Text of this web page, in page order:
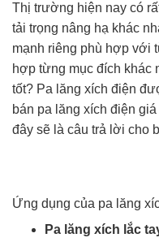
Thị trường hiện nay có
tải trọng nâng hạ khác
mạnh riêng phù hợp với
hợp từng mục đích khác
tốt? Pa lăng xích điện
bán pa lăng xích điện
đây sẽ là câu trả lời cho
Ứng dụng của pa lăng
Pa lăng xích lắc